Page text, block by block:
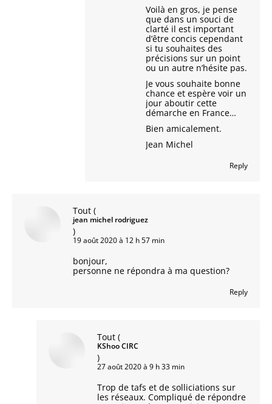
Voilà en gros, je pense
que dans un souci de
clarté il est important
d’être concis cependant
si tu souhaites des
précisions sur un point
ou un autre n’hésite pas.
Je vous souhaite bonne
chance et espère voir un
jour aboutir cette
démarche en France…
Bien amicalement.
Jean Michel
Reply
Tout (
jean michel rodriguez
)
19 août 2020 à 12 h 57 min
bonjour,
personne ne répondra à ma question?
Reply
Tout (
KShoo CIRC
)
27 août 2020 à 9 h 33 min
Trop de tafs et de solliciations sur
les réseaux. Compliqué de répondre